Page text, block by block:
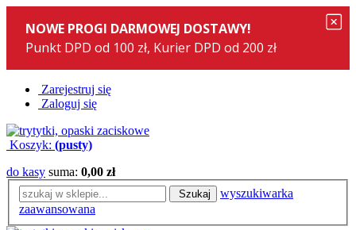
Zarejestruj się
Zaloguj się
Koszyk: (pusty)
do kasy suma: 0,00 zł
Szukaj
wyszukiwarka
zaawansowana